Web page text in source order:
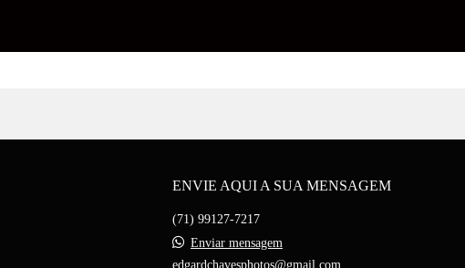
ENVIE AQUI A SUA MENSAGEM
(71) 99127-7217
Enviar mensagem
edgardchavesphotos@gmail.com